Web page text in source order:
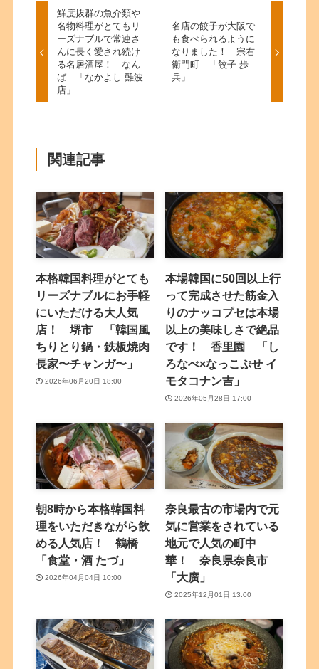
鮮度抜群の魚介類や
名物料理がとてもリ
ーズナブルで常連さ
んに長く愛され続け
る名居酒屋！ なん
ば 「なかよし 難波
店」
名店の餃子が大阪で
も食べられるように
なりました！ 宗右
衛門町 「餃子 歩
兵」
関連記事
本格韓国料理がとても
リーズナブルにお手軽
にいただける大人気
店！ 堺市 「韓国風
ちりとり鍋・鉄板焼肉
長家〜チャンガ〜」
2026年06月20日 18:00
本場韓国に50回以上行
って完成させた筋金入
りのナッコプセは本場
以上の美味しさで絶品
です！ 香里園 「し
ろなべ×なっこぷせ イ
モタコナン吉」
2026年05月28日 17:00
朝8時から本格韓国料
理をいただきながら飲
める人気店！ 鶴橋
「食堂・酒 たづ」
2026年04月04日 10:00
奈良最古の市場内で元
気に営業をされている
地元で人気の町中
華！ 奈良県奈良市
「大廣」
2025年12月01日 13:00